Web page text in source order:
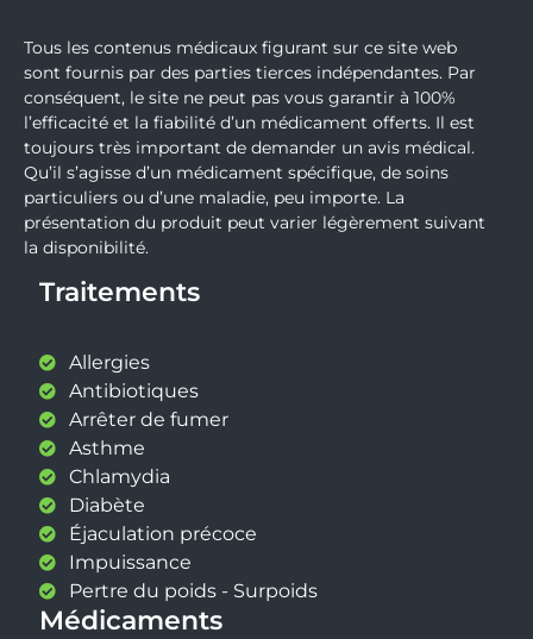
Tous les contenus médicaux figurant sur ce site web
sont fournis par des parties tierces indépendantes. Par
conséquent, le site ne peut pas vous garantir à 100%
l’efficacité et la fiabilité d’un médicament offerts. Il est
toujours très important de demander un avis médical.
Qu’il s’agisse d’un médicament spécifique, de soins
particuliers ou d’une maladie, peu importe. La
présentation du produit peut varier légèrement suivant
la disponibilité.
Traitements
Allergies
Antibiotiques
Arrêter de fumer
Asthme
Chlamydia
Diabète
Éjaculation précoce
Impuissance
Pertre du poids - Surpoids
Médicaments